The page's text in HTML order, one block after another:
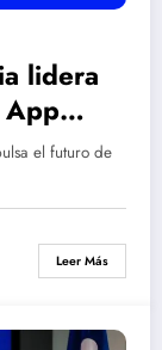
lidera
App
el futuro de
Leer Más